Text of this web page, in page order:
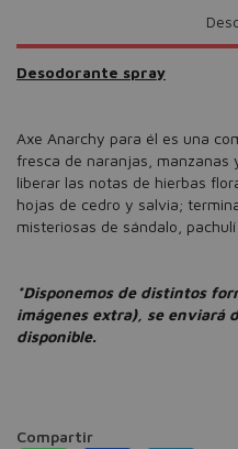
Desodorante spray
Axe Anarchy para él es una
fresca de naranjas, manzanas
liberar las notas de hierbas
hojas de cedro y salvia;
misteriosas de sándalo,
*Disponemos de distintos
imágenes extra), se enviará
disponible.
Compartir